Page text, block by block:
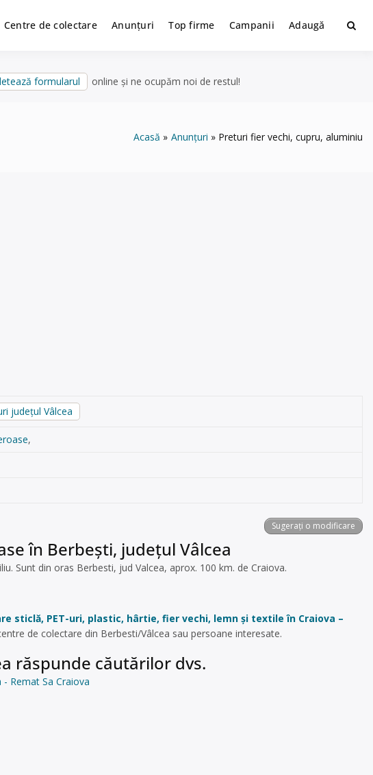
Centre de colectare Anunțuri Top firme Campanii Adaugă
formularul online și ne ocupăm noi de restul!
Acasă Anunțuri Preturi fier vechi, cupru, aluminiu
județul Vâlcea
,
Sugerați o modificare
în Berbeşti, județul Vâlcea
Sunt din oras Berbesti, jud Valcea, aprox. 100 km. de Craiova.
sticlă, PET-uri, plastic, hârtie, fier vechi, lemn și textile în Craiova –
de colectare din Berbesti/Vâlcea sau persoane interesate.
răspunde căutărilor dvs.
Remat Sa Craiova